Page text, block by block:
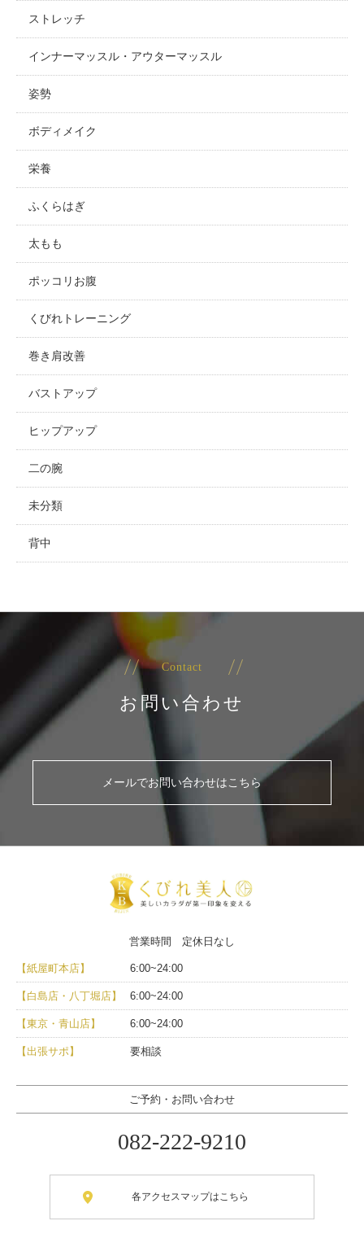
ストレッチ
インナーマッスル・アウターマッスル
姿勢
ボディメイク
栄養
ふくらはぎ
太もも
ポッコリお腹
くびれトレーニング
巻き肩改善
バストアップ
ヒップアップ
二の腕
未分類
背中
Contact
お問い合わせ
メールでお問い合わせはこちら
営業時間 定休日なし
【紙屋町本店】 6:00~24:00
【白島店・八丁堀店】 6:00~24:00
【東京・青山店】 6:00~24:00
【出張サポ】 要相談
ご予約・お問い合わせ
082-222-9210
各アクセスマップはこちら